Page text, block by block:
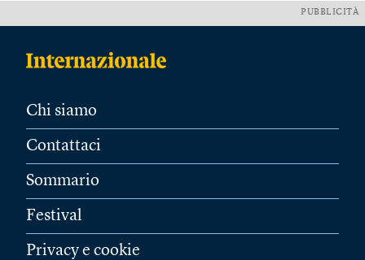
PUBBLICITÀ
Chi siamo
Contattaci
Sommario
Festival
Privacy e cookie